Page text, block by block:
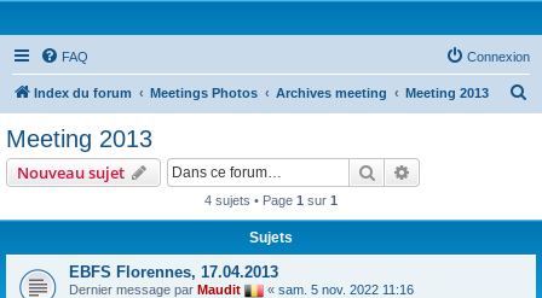
FAQ Connexion
Index du forum Meetings Photos Archives meeting Meeting 2013
Meeting 2013
Nouveau sujet Rechercher
4 sujets • Page 1 sur 1
Sujets
EBFS Florennes, 17.04.2013
Dernier message par Maudit « sam. 5 nov. 2022 11:16